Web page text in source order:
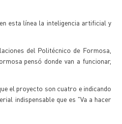
esta línea la inteligencia artificial y
del Politécnico de Formosa,
pensó donde van a funcionar,
el proyecto son cuatro e indicando
indispensable que es "Va a hacer